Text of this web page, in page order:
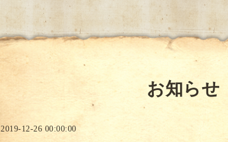
お知らせ
2019-12-26 00:00:00